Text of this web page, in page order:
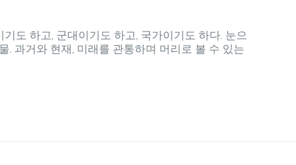
도 하고, 군대이기도 하고, 국가이기도 하다. 눈으
. 과거와 현재, 미래를 관통하며 머리로 볼 수 있는